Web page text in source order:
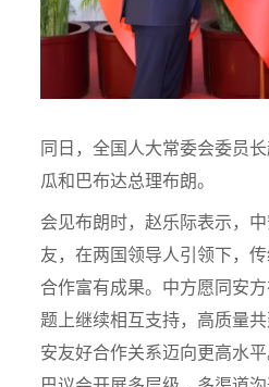
同日，全国人大常委会委员
瓜和巴布达总理布朗。
会见布朗时，赵乐际表示，
友，在两国领导人引领下，
合作富有成果。中方愿同安
题上继续相互支持，高质量
安友好合作关系迈向更高水